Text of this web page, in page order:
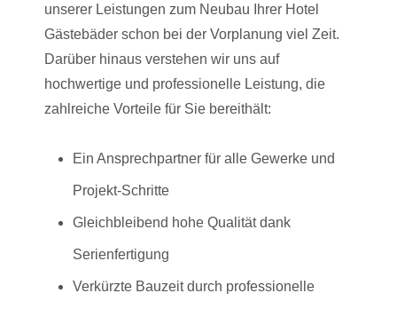
unserer Leistungen zum Neubau Ihrer Hotel
Gästebäder schon bei der Vorplanung viel Zeit.
Darüber hinaus verstehen wir uns auf
hochwertige und professionelle Leistung, die
zahlreiche Vorteile für Sie bereithält:
Ein Ansprechpartner für alle Gewerke und
Projekt-Schritte
Gleichbleibend hohe Qualität dank
Serienfertigung
Verkürzte Bauzeit durch professionelle